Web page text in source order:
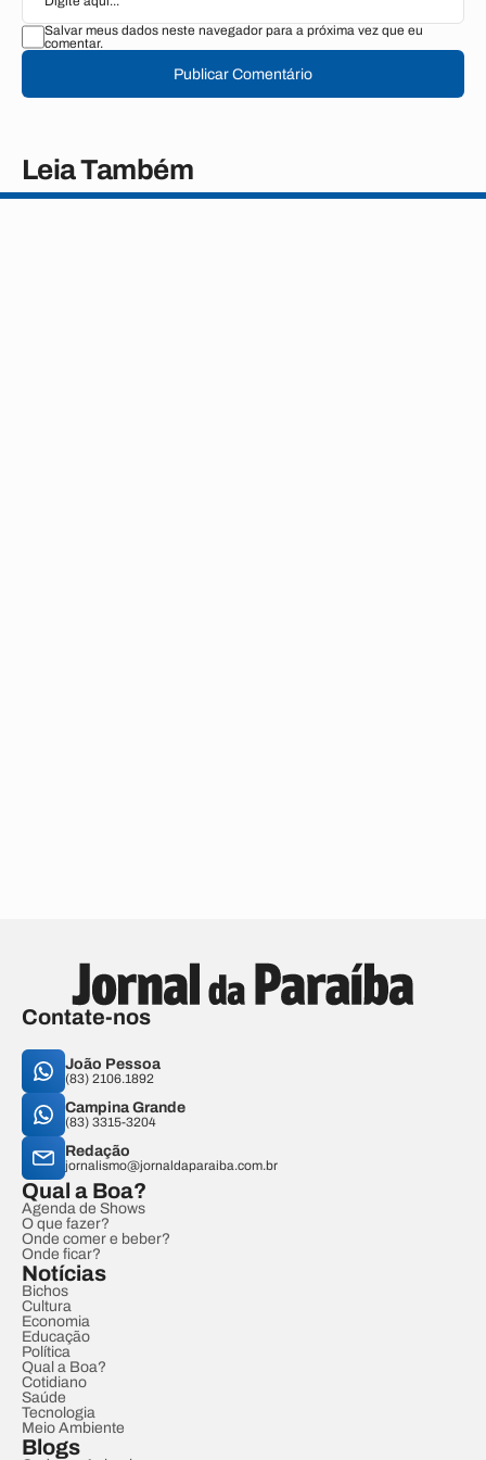
Salvar meus dados neste navegador para a próxima vez que eu
comentar.
Publicar Comentário
Leia Também
Contate-nos
João Pessoa
(83) 2106.1892
Campina Grande
(83) 3315-3204
Redação
jornalismo@jornaldaparaiba.com.br
Qual a Boa?
Agenda de Shows
O que fazer?
Onde comer e beber?
Onde ficar?
Notícias
Bichos
Cultura
Economia
Educação
Política
Qual a Boa?
Cotidiano
Saúde
Tecnologia
Meio Ambiente
Blogs